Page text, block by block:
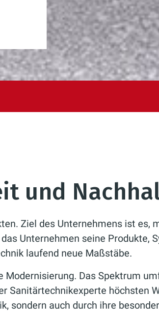
und
Ziel des Unternehmens ist es,
Unternehmen seine Produkte,
laufend neue Maßstäbe.
Das Spektrum
Sanitärtechnikexperte höchsten
sondern auch durch ihre